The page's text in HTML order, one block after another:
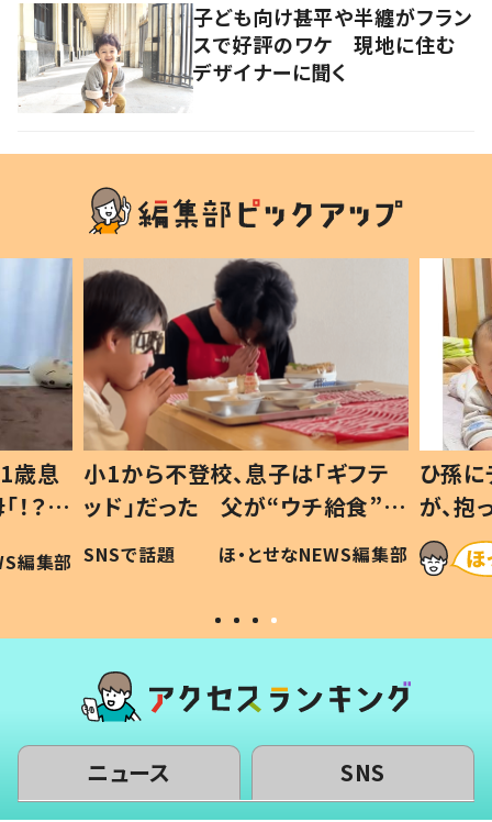
子ども向け甚平や半纏がフラン
スで好評のワケ 現地に住む
デザイナーに聞く
歳息
？」
編集部
小1から不登校、息子は「ギフテ
ッド」だった 父が“ウチ給食”を
作り続ける理由とは #令和の親
#令和の子
SNSで話題 ほ・とせなNEWS編集部
ひ孫
が、
「涙が
い」
ニュース SNS